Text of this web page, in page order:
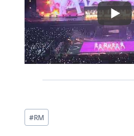
投
稿
#RM